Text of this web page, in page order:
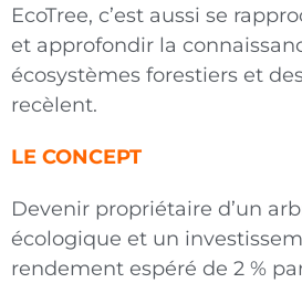
EcoTree, c’est aussi se
et approfondir la
écosystèmes forestiers et
recèlent.
LE CONCEPT
Devenir propriétaire d’un
écologique et un
rendement espéré de 2 %